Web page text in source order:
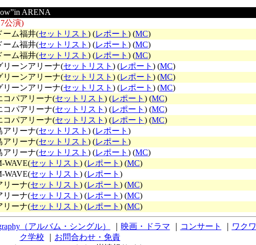
ARENA
公演)
ーム福井(セットリスト ) (レポート ) (MC)
ーム福井(セットリスト ) (レポート ) (MC)
ーム福井(セットリスト ) (レポート ) (MC)
リーンアリーナ(セットリスト ) (レポート ) (MC)
リーンアリーナ(セットリスト ) (レポート ) (MC)
リーンアリーナ(セットリスト ) (レポート ) (MC)
コパアリーナ(セットリスト ) (レポート ) (MC)
コパアリーナ(セットリスト ) (レポート ) (MC)
コパアリーナ(セットリスト ) (レポート ) (MC)
アリーナ(セットリスト ) (レポート )
アリーナ(セットリスト ) (レポート )
アリーナ(セットリスト ) (レポート ) (MC)
WAVE(セットリスト ) (レポート ) (MC)
WAVE(セットリスト ) (レポート )
リーナ(セットリスト ) (レポート ) (MC)
リーナ(セットリスト ) (レポート ) (MC)
リーナ(セットリスト ) (レポート ) (MC)
（アルバム・シングル） 映画・ドラマ コンサート
ワクワ
ク学校
お問合わせ・免責